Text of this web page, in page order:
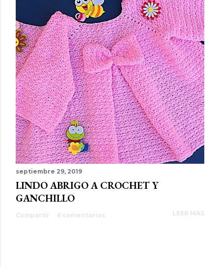
septiembre 29, 2019
LINDO ABRIGO A CROCHET Y
GANCHILLO
Compartir 6 comentarios LEER MÁS